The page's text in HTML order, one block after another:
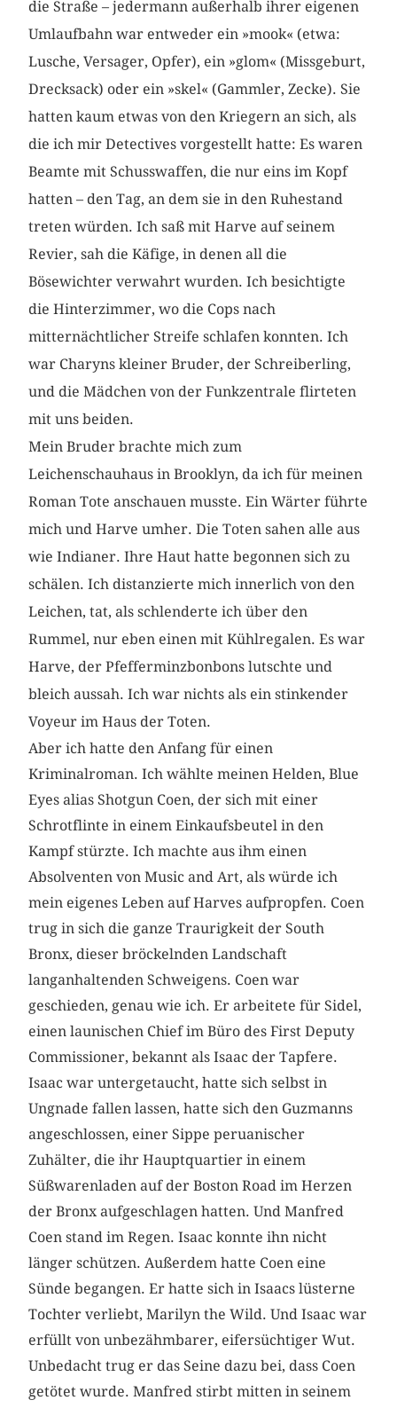
die Straße – jedermann außerhalb ihrer eigenen
Umlaufbahn war entweder ein »mook« (etwa:
Lusche, Versager, Opfer), ein »glom« (Missgeburt,
Drecksack) oder ein »skel« (Gammler, Zecke). Sie
hatten kaum etwas von den Kriegern an sich, als
die ich mir Detectives vorgestellt hatte: Es waren
Beamte mit Schusswaffen, die nur eins im Kopf
hatten – den Tag, an dem sie in den Ruhestand
treten würden. Ich saß mit Harve auf seinem
Revier, sah die Käfige, in denen all die
Bösewichter verwahrt wurden. Ich besichtigte
die Hinterzimmer, wo die Cops nach
mitternächtlicher Streife schlafen konnten. Ich
war Charyns kleiner Bruder, der Schreiberling,
und die Mädchen von der Funkzentrale flirteten
mit uns beiden.
Mein Bruder brachte mich zum
Leichenschauhaus in Brooklyn, da ich für meinen
Roman Tote anschauen musste. Ein Wärter führte
mich und Harve umher. Die Toten sahen alle aus
wie Indianer. Ihre Haut hatte begonnen sich zu
schälen. Ich distanzierte mich innerlich von den
Leichen, tat, als schlenderte ich über den
Rummel, nur eben einen mit Kühlregalen. Es war
Harve, der Pfefferminzbonbons lutschte und
bleich aussah. Ich war nichts als ein stinkender
Voyeur im Haus der Toten.
Aber ich hatte den Anfang für einen
Kriminalroman. Ich wählte meinen Helden, Blue
Eyes alias Shotgun Coen, der sich mit einer
Schrotflinte in einem Einkaufsbeutel in den
Kampf stürzte. Ich machte aus ihm einen
Absolventen von Music and Art, als würde ich
mein eigenes Leben auf Harves aufpropfen. Coen
trug in sich die ganze Traurigkeit der South
Bronx, dieser bröckelnden Landschaft
langanhaltenden Schweigens. Coen war
geschieden, genau wie ich. Er arbeitete für Sidel,
einen launischen Chief im Büro des First Deputy
Commissioner, bekannt als Isaac der Tapfere.
Isaac war untergetaucht, hatte sich selbst in
Ungnade fallen lassen, hatte sich den Guzmanns
angeschlossen, einer Sippe peruanischer
Zuhälter, die ihr Hauptquartier in einem
Süßwarenladen auf der Boston Road im Herzen
der Bronx aufgeschlagen hatten. Und Manfred
Coen stand im Regen. Isaac konnte ihn nicht
länger schützen. Außerdem hatte Coen eine
Sünde begangen. Er hatte sich in Isaacs lüsterne
Tochter verliebt, Marilyn the Wild. Und Isaac war
erfüllt von unbezähmbarer, eifersüchtiger Wut.
Unbedacht trug er das Seine dazu bei, dass Coen
getötet wurde. Manfred stirbt mitten in seinem